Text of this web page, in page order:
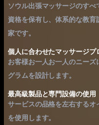
ソウル出張マッサージのす
資格を保有し、体系的な教
家です。
個人に合わせたマッサージプ
お客様お一人お一人のニーズ
グラムを設計します。
最高級製品と専門設備の使用
サービスの品格を左右する
を使用します。